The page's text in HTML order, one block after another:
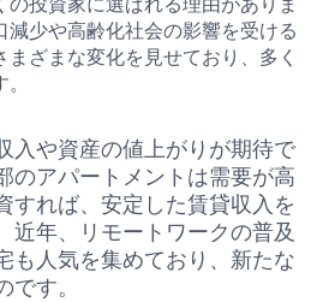
少や高齢化社会の影響を受ける
ざまな変化を見せており、多く
入や資産の値上がりが期待で
のアパートメントは需要が高
すれば、安定した賃貸収入を
近年、リモートワークの普及
も人気を集めており、新たな
す。